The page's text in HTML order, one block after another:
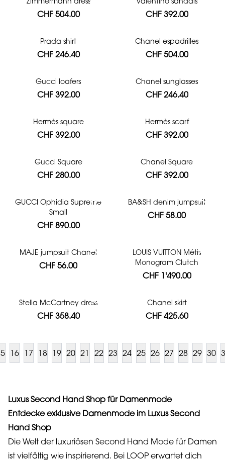
Zimmermann dress
CHF 504.00
Valentino sandals
CHF 392.00
Prada shirt
CHF 246.40
Chanel espadrilles
CHF 504.00
Gucci loafers
CHF 392.00
Chanel sunglasses
CHF 246.40
Hermès square
CHF 392.00
Hermès scarf
CHF 392.00
Gucci Square
CHF 280.00
Chanel Square
CHF 392.00
GUCCI Ophidia Supreme
Small
CHF 890.00
BA&SH denim jumpsuit
CHF 58.00
MAJE jumpsuit Chanel
CHF 56.00
LOUIS VUITTON Métis
Monogram Clutch
CHF 1'490.00
Stella McCartney dress
CHF 358.40
Chanel skirt
CHF 425.60
16 17 18 19 20 21 22 23 24 25 26 27 28 29 30
Luxus Second Hand Shop für Damenmode
Entdecke exklusive Damenmode im Luxus Second
Hand Shop
Die Welt der luxuriösen Second Hand Mode für Damen
ist vielfältig wie inspirierend. Bei LOOP erwartet dich